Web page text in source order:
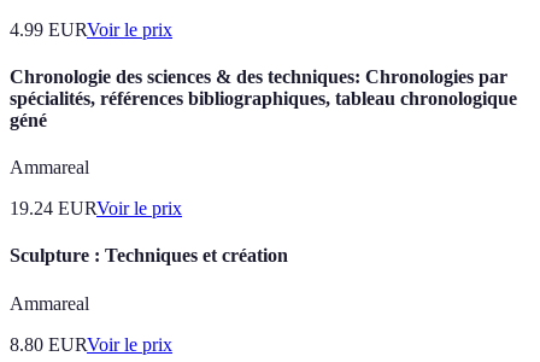
4.99 EURVoir le prix
Chronologie des sciences & des techniques: Chronologies par
spécialités, références bibliographiques, tableau chronologique
géné
Ammareal
19.24 EURVoir le prix
Sculpture : Techniques et création
Ammareal
8.80 EURVoir le prix